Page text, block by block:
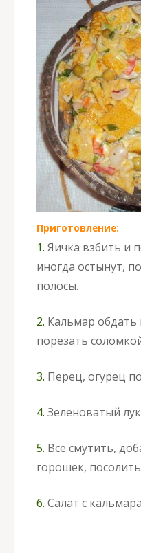
Приготовление:
1. Яичка взбить и
иногда остынут,
полосы.
2. Кальмар обдать
порезать
3. Перец, огурец
4. Зеленоватый
5. Все смутить,
горошек,
6. Салат с